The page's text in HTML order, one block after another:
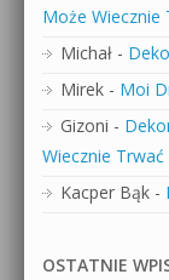
Może Wiecznie
Michał -
Mirek - Moi
Gizoni -
Wiecznie Trwać
Kacper Bąk -
OSTATNIE